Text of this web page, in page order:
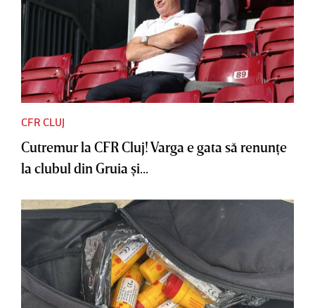
CFR CLUJ
Cutremur la CFR Cluj! Varga e gata să renunţe
la clubul din Gruia şi...